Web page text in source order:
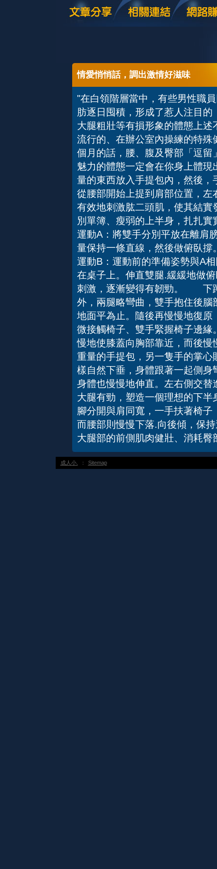
情愛悄悄話，調出激情好滋味
"在白領階層當中，有些男性職
肪逐日囤積，形成了惹人注目
大腿粗壯等有損形象的體態上
流行的、在辦公室內操練的特
個月的話，腰、腹及臀部「逗
魅力的體態一定會在你身上體
量的東西放入手提包內，然後
從腰部開始上提到肩部位置，
有效地刺激肱二頭肌，使其結
別單簿、瘦弱的上半身，扎扎
運動A：將雙手分別平放在離肩
量保持一條直線，然後做俯臥
運動B：運動前的準備姿勢與A
在桌子上。伸直雙腿.緩緩地做
刺激，逐漸變得有韌勁。 下
外，兩腿略彎曲，雙手抱住後
地面平為止。隨後再慢慢地復
微接觸椅子、雙手緊握椅子邊
慢地使膝蓋向胸部靠近，而後
重量的手提包，另一隻手的掌
樣自然下垂，身體跟著一起側
身體也慢慢地伸直。左右側交
大腿有勁，塑造一個理想的下
腳分開與肩同寬，一手扶著椅
而腰部則慢慢下落.向後傾，保
大腿部的前側肌肉健壯、消耗臀
成人小. ： Sitemap